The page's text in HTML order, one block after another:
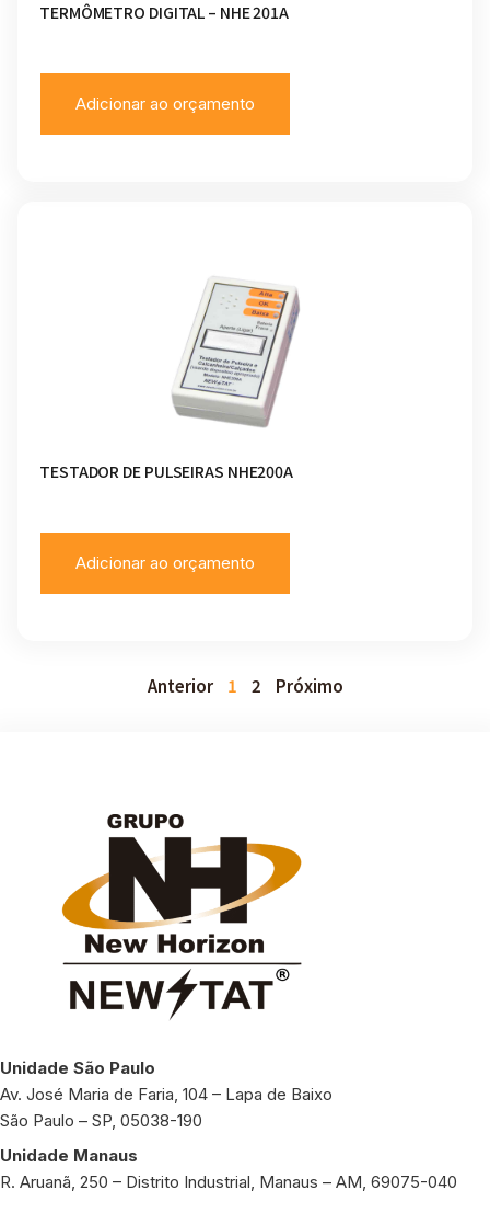
TERMÔMETRO DIGITAL – NHE 201A
Adicionar ao orçamento
TESTADOR DE PULSEIRAS NHE200A
Adicionar ao orçamento
Anterior 1 2 Próximo
Unidade São Paulo
Av. José Maria de Faria, 104 – Lapa de Baixo
São Paulo – SP, 05038-190
Unidade Manaus
R. Aruanã, 250 – Distrito Industrial, Manaus – AM, 69075-040